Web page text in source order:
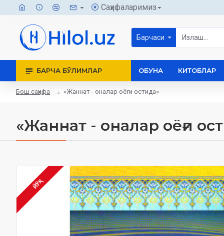
Саҳифаларимиз
Барчаси
БАРЧА БЎЛИМЛАР ОБУНА КИТОБЛАР
Бош саҳифа «Жаннат - оналар оёғи остида»
«Жаннат - оналар оёғи
ЙЎҚ